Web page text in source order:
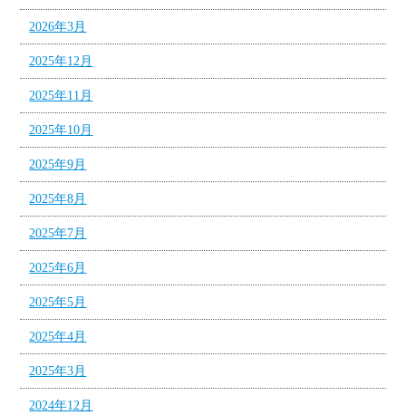
2026年3月
2025年12月
2025年11月
2025年10月
2025年9月
2025年8月
2025年7月
2025年6月
2025年5月
2025年4月
2025年3月
2024年12月